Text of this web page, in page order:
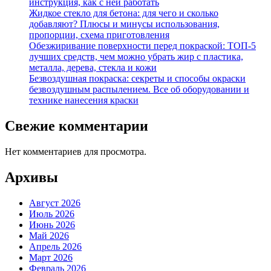
инструкция, как с ней работать
Жидкое стекло для бетона: для чего и сколько
добавляют? Плюсы и минусы использования,
пропорции, схема приготовления
Обезжиривание поверхности перед покраской: ТОП-5
лучших средств, чем можно убрать жир с пластика,
металла, дерева, стекла и кожи
Безвоздушная покраска: секреты и способы окраски
безвоздушным распылением. Все об оборудовании и
технике нанесения краски
Свежие комментарии
Нет комментариев для просмотра.
Архивы
Август 2026
Июль 2026
Июнь 2026
Май 2026
Апрель 2026
Март 2026
Февраль 2026